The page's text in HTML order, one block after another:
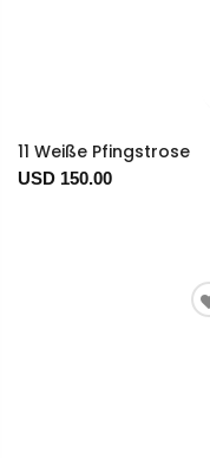
11 Weiße Pfingstrose
USD 150.00